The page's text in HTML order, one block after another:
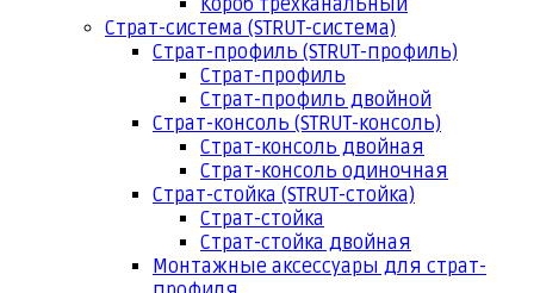
Короб трехканальный
Страт-система (STRUT-система)
Страт-профиль (STRUT-профиль)
Страт-профиль
Страт-профиль двойной
Страт-консоль (STRUT-консоль)
Страт-консоль двойная
Страт-консоль одиночная
Страт-стойка (STRUT-стойка)
Страт-стойка
Страт-стойка двойная
Монтажные аксессуары для страт-